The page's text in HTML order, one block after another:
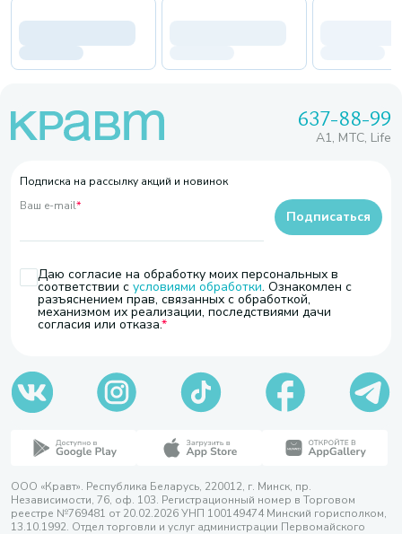
637-88-99
A1, МТС, Life
Подписка на рассылку акций и новинок
Ваш e-mail*
Даю согласие на обработку моих персональных в
соответствии с условиями обработки. Ознакомлен с
разъяснением прав, связанных с обработкой,
механизмом их реализации, последствиями дачи
согласия или отказа.
Подписаться
ООО «Кравт». Республика Беларусь, 220012, г. Минск, пр.
Независимости, 76, оф. 103. Регистрационный номер в Торговом
реестре №769481 от 20.02.2026 УНП 100149474 Минский горисполком,
13.10.1992. Отдел торговли и услуг администрации Первомайского